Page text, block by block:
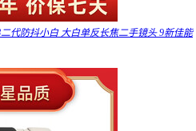
二代防抖小白 大白单反长焦二手镜头 9新佳能